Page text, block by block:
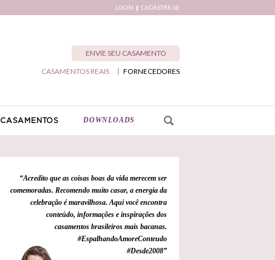
LOGIN CADASTRE-SE
ENVIE SEU CASAMENTO
FORNECEDORES
CASAMENTOS REAIS
CASAMENTOS DOWNLOADS
“Acredito que as coisas boas da vida merecem ser
comemoradas. Recomendo muito casar, a energia da
celebração é maravilhosa. Aqui você encontra
conteúdo, informações e inspirações dos
casamentos brasileiros mais bacanas.
#EspalhandoAmoreConteudo
#Desde2008”